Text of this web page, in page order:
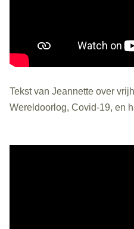
Tekst van Jeannette over
Wereldoorlog, Covid-19, en